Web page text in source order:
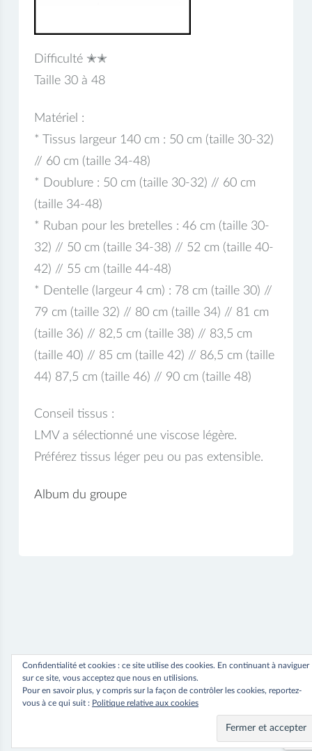
Difficulté ✭✭
Taille 30 à 48
Matériel :
* Tissus largeur 140 cm : 50 cm (taille 30-32)
// 60 cm (taille 34-48)
* Doublure : 50 cm (taille 30-32) // 60 cm
(taille 34-48)
* Ruban pour les bretelles : 46 cm (taille 30-
32) // 50 cm (taille 34-38) // 52 cm (taille 40-
42) // 55 cm (taille 44-48)
* Dentelle (largeur 4 cm) : 78 cm (taille 30) //
79 cm (taille 32) // 80 cm (taille 34) // 81 cm
(taille 36) // 82,5 cm (taille 38) // 83,5 cm
(taille 40) // 85 cm (taille 42) // 86,5 cm (taille
44) 87,5 cm (taille 46) // 90 cm (taille 48)
Conseil tissus :
LMV a sélectionné une viscose légère.
Préférez tissus léger peu ou pas extensible.
Album du groupe
Confidentialité et cookies : ce site utilise des cookies. En continuant à naviguer
sur ce site, vous acceptez que nous en utilisions.
Pour en savoir plus, y compris sur la façon de contrôler les cookies, reportez-
vous à ce qui suit : Politique relative aux cookies